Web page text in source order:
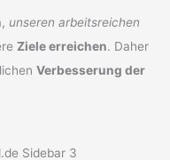
, unseren arbeitsreichen
Ziele erreichen. Daher
Verbesserung der